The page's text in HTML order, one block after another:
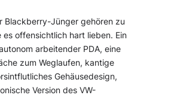
Blackberry-Jünger gehören zu
es offensichtlich hart lieben. Ein
arbeitender PDA, eine
zum Weglaufen, kantige
Gehäusedesign,
Version des VW-